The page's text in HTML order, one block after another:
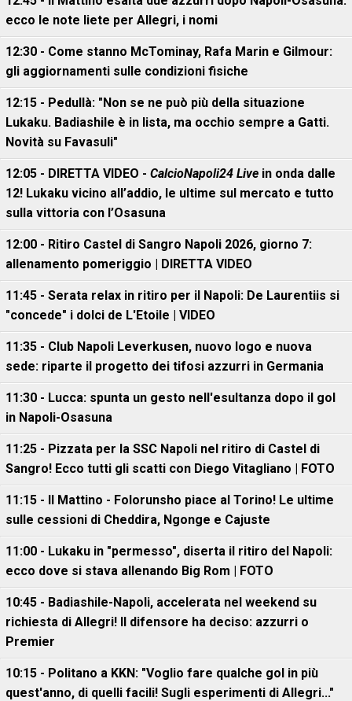
ecco le note liete per Allegri, i nomi
12:30 - Come stanno McTominay, Rafa Marin e Gilmour:
gli aggiornamenti sulle condizioni fisiche
12:15 - Pedullà: "Non se ne può più della situazione
Lukaku. Badiashile è in lista, ma occhio sempre a Gatti.
Novità su Favasuli"
12:05 - DIRETTA VIDEO - CalcioNapoli24 Live in onda dalle
12! Lukaku vicino all’addio, le ultime sul mercato e tutto
sulla vittoria con l’Osasuna
12:00 - Ritiro Castel di Sangro Napoli 2026, giorno 7:
allenamento pomeriggio | DIRETTA VIDEO
11:45 - Serata relax in ritiro per il Napoli: De Laurentiis si
"concede" i dolci de L'Etoile | VIDEO
11:35 - Club Napoli Leverkusen, nuovo logo e nuova
sede: riparte il progetto dei tifosi azzurri in Germania
11:30 - Lucca: spunta un gesto nell'esultanza dopo il gol
in Napoli-Osasuna
11:25 - Pizzata per la SSC Napoli nel ritiro di Castel di
Sangro! Ecco tutti gli scatti con Diego Vitagliano | FOTO
11:15 - Il Mattino - Folorunsho piace al Torino! Le ultime
sulle cessioni di Cheddira, Ngonge e Cajuste
11:00 - Lukaku in "permesso", diserta il ritiro del Napoli:
ecco dove si stava allenando Big Rom | FOTO
10:45 - Badiashile-Napoli, accelerata nel weekend su
richiesta di Allegri! Il difensore ha deciso: azzurri o
Premier
10:15 - Politano a KKN: "Voglio fare qualche gol in più
quest'anno, di quelli facili! Sugli esperimenti di Allegri..."